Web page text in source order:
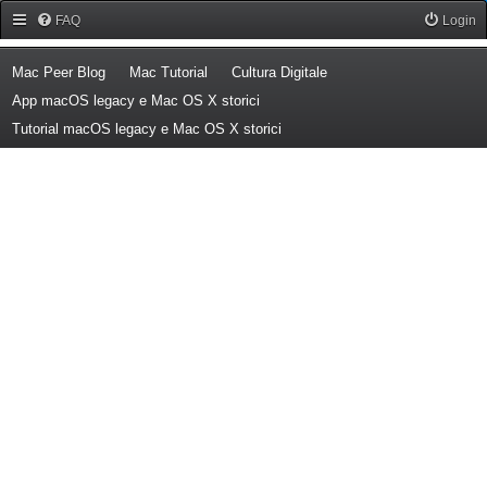
FAQ Login
Mac Peer Blog(Opens a new tab)
Mac Tutorial (Opens a new tab)
Cultura Digitale(Opens a new tab)
App macOS legacy e Mac OS X storici
Tutorial macOS legacy e Mac OS X storici